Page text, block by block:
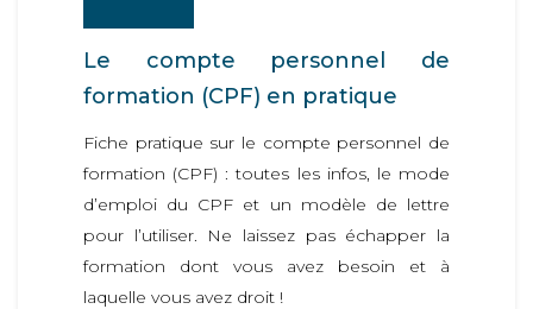
Le compte personnel de
formation (CPF) en pratique
Fiche pratique sur le compte personnel de
formation (CPF) : toutes les infos, le mode
d’emploi du CPF et un modèle de lettre
pour l’utiliser. Ne laissez pas échapper la
formation dont vous avez besoin et à
laquelle vous avez droit !